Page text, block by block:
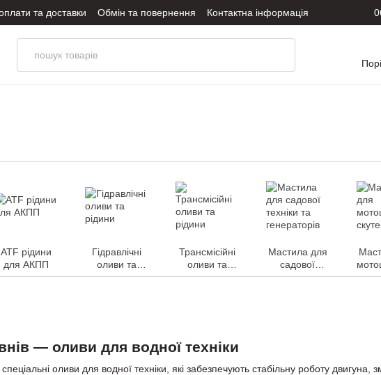
та доставки Обмін та повернення
Контактна інформація
Політика конфіденційності
ATF рідини
для АКПП
Гідравлічні
оливи та
рідини
Трансмісійні
оливи та
рідини
Мастила для
садової
техніки та
— оливи для водної техніки
оливи для водної техніки, які забезпечують стабільну роботу